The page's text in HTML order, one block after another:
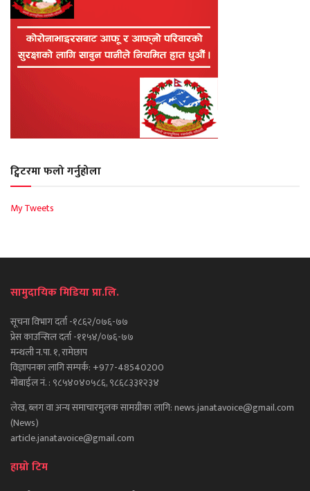
ट्विटरमा फलो गर्नुहोला
My Tweets
सामुदायिक मिडिया प्रा.लि.
सूचना विभाग दर्ता -१८६२/०७६-७७
प्रेस काउन्सिल दर्ता -११५४/०७६-७७
मन्थली न.पा. १, रामेछाप
विज्ञापनका लागि सम्पर्क: +977-48540200
मोबाईल नं. : ९८५४०४०५८६, ९८६८३३१२३४
लेख, ब्लग वा अन्य समाचारमुलक सामग्रीका लागि: news.janatavoice@gmail.com
(News)
article.janatavoice@gmail.com
हाम्रो टिम